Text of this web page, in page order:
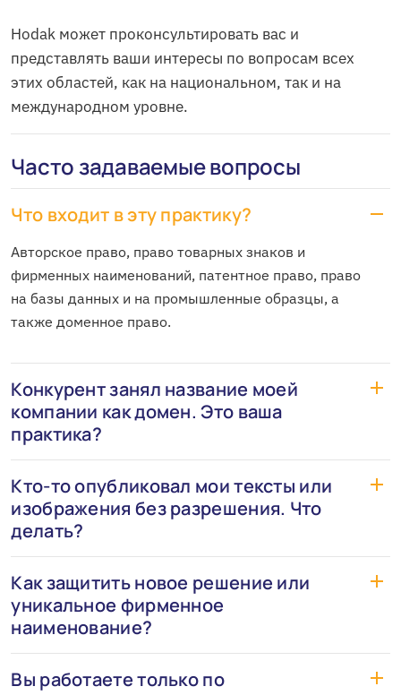
Hodak может проконсультировать вас и
представлять ваши интересы по вопросам всех
этих областей, как на национальном, так и на
международном уровне.
Часто задаваемые вопросы
Что входит в эту практику?
Авторское право, право товарных знаков и
фирменных наименований, патентное право, право
на базы данных и на промышленные образцы, а
также доменное право.
Конкурент занял название моей
компании как домен. Это ваша
практика?
Кто-то опубликовал мои тексты или
изображения без разрешения. Что
делать?
Как защитить новое решение или
уникальное фирменное
наименование?
Вы работаете только по